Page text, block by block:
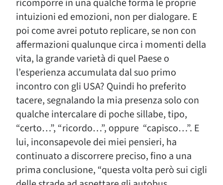
ricomporre in una qualche forma le proprie
intuizioni ed emozioni, non per dialogare. E
poi come avrei potuto replicare, se non con
affermazioni qualunque circa i momenti della
vita, la grande varietà di quel Paese o
l’esperienza accumulata dal suo primo
incontro con gli USA? Quindi ho preferito
tacere, segnalando la mia presenza solo con
qualche intercalare di poche sillabe, tipo,
“certo…”, “ricordo…”, oppure “capisco…”. E
lui, inconsapevole dei miei pensieri, ha
continuato a discorrere preciso, fino a una
prima conclusione, “questa volta però sui cigli